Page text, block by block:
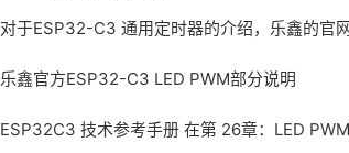
对于ESP32-C3 通用定时器的介绍，乐鑫的官
乐鑫官方ESP32-C3 LED PWM部分说明
ESP32­C3 技术参考手册 在第 26章：LED PWM